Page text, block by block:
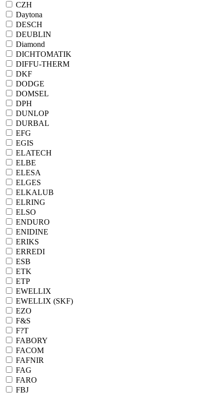
CZH
Daytona
DESCH
DEUBLIN
Diamond
DICHTOMATIK
DIFFU-THERM
DKF
DODGE
DOMSEL
DPH
DUNLOP
DURBAL
EFG
EGIS
ELATECH
ELBE
ELESA
ELGES
ELKALUB
ELRING
ELSO
ENDURO
ENIDINE
ERIKS
ERREDI
ESB
ETK
ETP
EWELLIX
EWELLIX (SKF)
EZO
F&S
F?T
FABORY
FACOM
FAFNIR
FAG
FARO
FBJ